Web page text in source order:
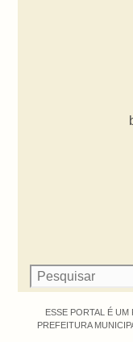
ESSE PORTAL É
PREFEITURA